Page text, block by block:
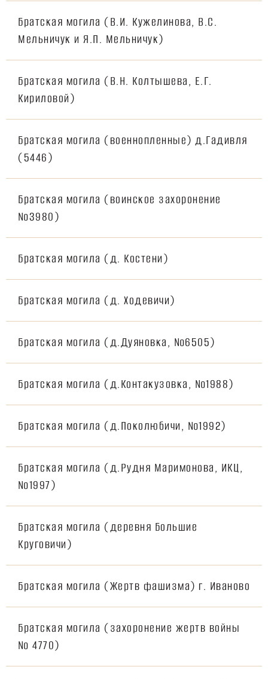
Братская могила (В.И. Кужелинова, В.С.
Мельничук и Я.П. Мельничук)
Братская могила (В.Н. Колтышева, Е.Г.
Кириловой)
Братская могила (военнопленные) д.Гадивля
(5446)
Братская могила (воинское захоронение
№3980)
Братская могила (д. Костени)
Братская могила (д. Ходевичи)
Братская могила (д.Дуяновка, №6505)
Братская могила (д.Контакузовка, №1988)
Братская могила (д.Поколюбичи, №1992)
Братская могила (д.Рудня Маримонова, ИКЦ,
№1997)
Братская могила (деревня Большие
Круговичи)
Братская могила (Жертв фашизма) г. Иваново
Братская могила (захоронение жертв войны
№ 4770)